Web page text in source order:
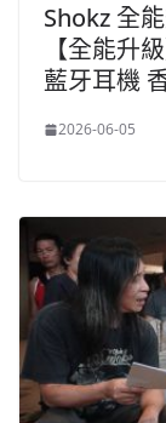
Shokz 全
【全能升
藍牙耳機
2026-06-05